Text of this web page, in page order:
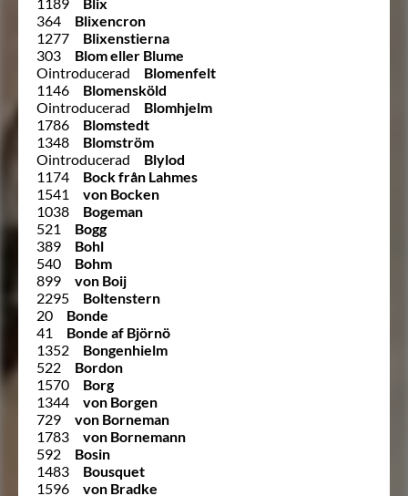
364
Blixencron
1277
Blixenstierna
303
Blom eller Blume
Ointroducerad
Blomenfelt
1146
Blomensköld
Ointroducerad
Blomhjelm
1786
Blomstedt
1348
Blomström
Ointroducerad
Blylod
1174
Bock från Lahmes
1541
von Bocken
1038
Bogeman
521
Bogg
389
Bohl
540
Bohm
899
von Boij
2295
Boltenstern
20
Bonde
41
Bonde af Björnö
1352
Bongenhielm
522
Bordon
1570
Borg
1344
von Borgen
729
von Borneman
1783
von Bornemann
592
Bosin
1483
Bousquet
1596
von Bradke